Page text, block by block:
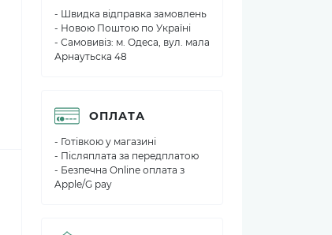
- Швидка відправка замовлень
- Новою Поштою по Україні
- Самовивіз: м. Одеса, вул. мала
Арнаутьска 48
ОПЛАТА
- Готівкою у магазині
- Післяплата за передплатою
- Безпечна Online оплата з
Apple/G pay